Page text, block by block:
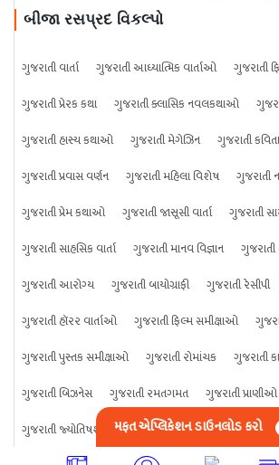
બીજા રસપ્રદ વિકલ્પો
ગુજરાતી વાર્તા ગુજરાતી આધ્યાત્મિક વાર્તાઓ
ગુજરાતી
ગુજરાતી પ્રેરક કથા
ગુજરાતી ક્લાસિક નવલકથાઓ
ગુજરાતી હાસ્ય કથાઓ
ગુજરાતી મેગેઝિન
ગુજરાતી
ગુજરાતી પ્રવાસ વર્ણન
ગુજરાતી મહિલા વિશેષ
ગુજરાતી
ગુજરાતી પ્રેમ કથાઓ
ગુજરાતી જાસૂસી વાર્તા
ગુજરાતી
ગુજરાતી સાહસિક વાર્તા
ગુજરાતી માનવ વિજ્ઞાન
ગુજરાતી
ગુજરાતી આરોગ્ય
ગુજરાતી બાયોગ્રાફી ગુજરાતી રેસીપી
ગુજરાતી હૉરર વાર્તાઓ
ગુજરાતી ફિલ્મ સમીક્ષાઓ
ગુજરાતી પુસ્તક સમીક્ષાઓ
ગુજરાતી રોમાંચક
ગુજરાતી
ગુજરાતી બિઝનેસ
ગુજરાતી રમતગમત
ગુજરાતી પ્રાણીઓ
ગુજરાતી જ્યોતિષશાસ્ત્ર
ગુજરાતી વિજ્ઞાન ગુજરાતી
મફત એપ્લિકેશન ડાઉનલોડ કરો